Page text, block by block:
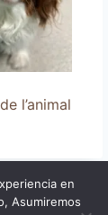
l’animal
en
Asumiremos